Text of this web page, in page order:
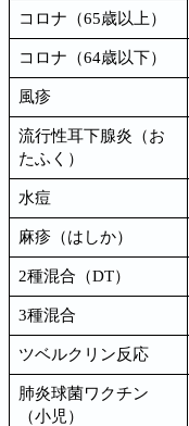
コロナ（65歳以上）
コロナ（64歳以下）
風疹
流行性耳下腺炎（お
たふく）
水痘
麻疹（はしか）
2種混合（DT）
3種混合
ツベルクリン反応
肺炎球菌ワクチン
（小児）